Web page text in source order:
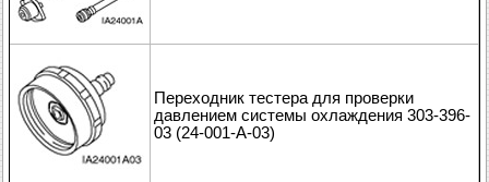
Переходник тестера для проверки
давлением системы охлаждения 303-396-
03 (24-001-А-03)